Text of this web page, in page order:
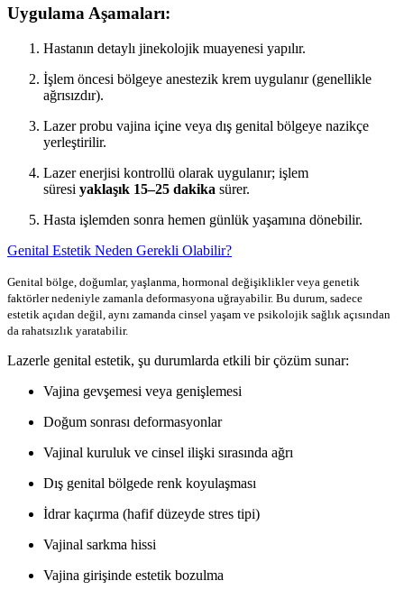
Uygulama Aşamaları:
Hastanın detaylı jinekolojik muayenesi yapılır.
İşlem öncesi bölgeye anestezik krem uygulanır (genellikle
ağrısızdır).
Lazer probu vajina içine veya dış genital bölgeye nazikçe
yerleştirilir.
Lazer enerjisi kontrollü olarak uygulanır; işlem
süresi yaklaşık 15–25 dakika sürer.
Hasta işlemden sonra hemen günlük yaşamına dönebilir.
Genital Estetik Neden Gerekli Olabilir?
Genital bölge, doğumlar, yaşlanma, hormonal değişiklikler veya genetik
faktörler nedeniyle zamanla deformasyona uğrayabilir. Bu durum, sadece
estetik açıdan değil, aynı zamanda cinsel yaşam ve psikolojik sağlık açısından
da rahatsızlık yaratabilir.
Lazerle genital estetik, şu durumlarda etkili bir çözüm sunar:
Vajina gevşemesi veya genişlemesi
Doğum sonrası deformasyonlar
Vajinal kuruluk ve cinsel ilişki sırasında ağrı
Dış genital bölgede renk koyulaşması
İdrar kaçırma (hafif düzeyde stres tipi)
Vajinal sarkma hissi
Vajina girişinde estetik bozulma